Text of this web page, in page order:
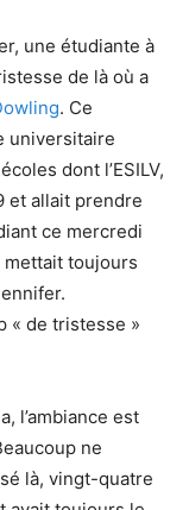
une étudiante à
de là où a
. Ce
universitaire
dont l’ESILV,
et allait prendre
ce mercredi
toujours
« de tristesse »
l’ambiance est
ne
là, vingt-quatre